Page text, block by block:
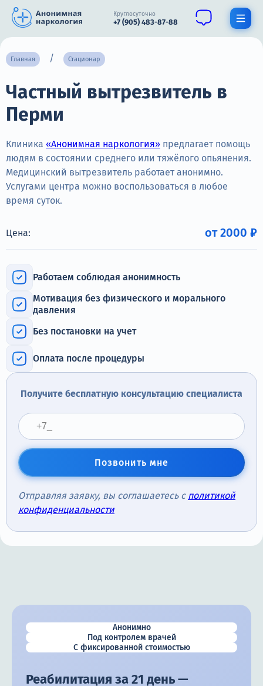
Круглосуточно
+7 (905) 483-87-88
О нас
Наркомания
Алкоголизм
Нарколог
Стационар
Терапия
Контакты
Круглосуточно, анонимно
+7 (905) 483-87-88
Адрес call-центра
Главная Стационар
Частный вытрезвитель в
Перми
Клиника «Анонимная наркология» предлагает помощь
людям в состоянии среднего или тяжёлого опьянения.
Медицинский вытрезвитель работает анонимно.
Услугами центра можно воспользоваться в любое
время суток.
Цена: от 2000 ₽
Работаем соблюдая анонимность
Мотивация без физического и морального
давления
Без постановки на учет
Оплата после процедуры
Получите бесплатную консультацию специалиста
Позвонить мне
Отправляя заявку, вы соглашаетесь с политикой
конфиденциальности
Анонимно
Под контролем врачей
С фиксированной стоимостью
Реабилитация за 21 день —